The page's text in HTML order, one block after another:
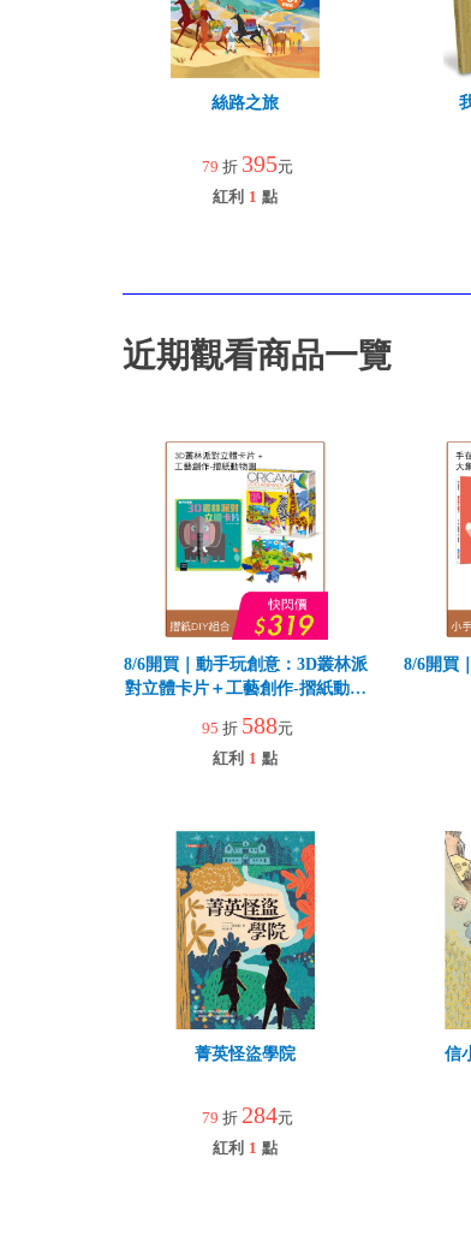
絲路之旅
79 折 395元
紅利 1 點
近期觀看商品一覽
8/6開買｜動手玩創意：3D叢林派
對立體卡片＋工藝創作-摺紙動物
95 折 588元
紅利 1 點
8/6開買
菁英怪盜學院
79 折 284元
紅利 1 點
信